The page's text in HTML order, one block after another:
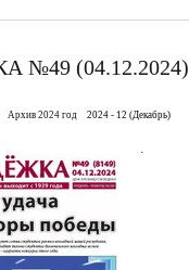
№49 (04.12.2024)
Архив 2024 год 2024 - 12 (Декабрь)
.